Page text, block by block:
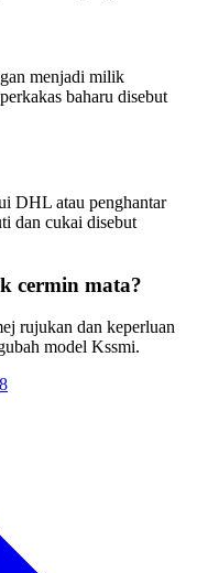
menjadi milik
baharu disebut
DHL atau penghantar
dan cukai disebut
cermin mata?
rujukan dan keperluan
model Kssmi.